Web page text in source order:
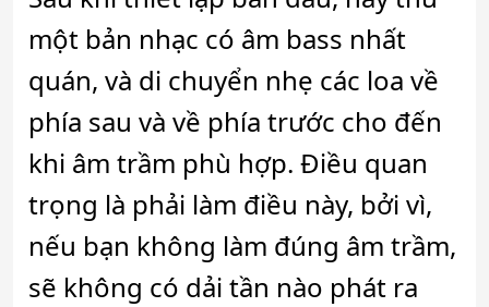
một bản nhạc có âm bass nhất
quán, và di chuyển nhẹ các loa về
phía sau và về phía trước cho đến
khi âm trầm phù hợp. Điều quan
trọng là phải làm điều này, bởi vì,
nếu bạn không làm đúng âm trầm,
sẽ không có dải tần nào phát ra